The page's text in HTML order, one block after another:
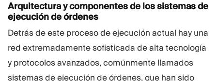
Arquitectura y componentes de los sistemas de
ejecución de órdenes
Detrás de este proceso de ejecución actual hay una
red extremadamente sofisticada de alta tecnología
y protocolos avanzados, comúnmente llamados
sistemas de ejecución de órdenes, que han sido